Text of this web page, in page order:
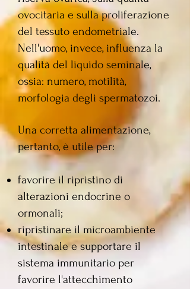
ovocitaria e sulla proliferazione
del tessuto endometriale.
Nell'uomo, invece, influenza la
qualità del liquido seminale,
ossia: numero, motilità,
morfologia degli spermatozoi.
Una corretta alimentazione,
pertanto, è utile per:
favorire il ripristino di
alterazioni endocrine o
ormonali;
ripristinare il microambiente
intestinale e supportare il
sistema immunitario per
favorire l'attecchimento